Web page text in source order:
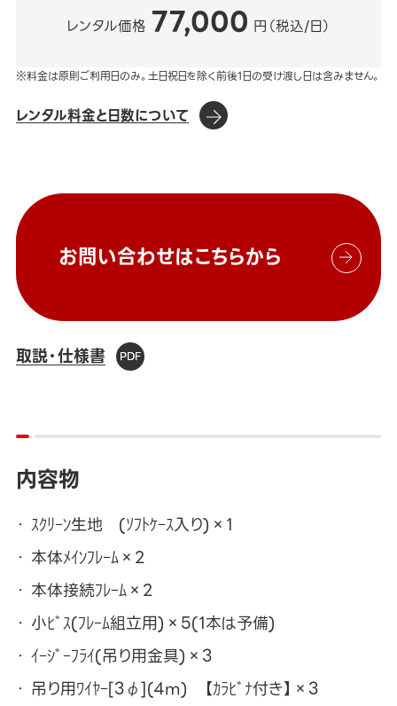
レンタル価格 77,000 円（税込/日）
※料金は原則ご利用日のみ。土日祝日を除く前後1日の受け渡し日は含みません。
レンタル料金と日数について
お問い合わせはこちらから
取説・仕様書
内容物
ｽｸﾘｰﾝ生地 (ｿﾌﾄｹｰｽ入り)×1
本体ﾒｲﾝﾌﾚｰﾑ×2
本体接続ﾌﾚｰﾑ×2
小ﾋﾞｽ(ﾌﾚｰﾑ組立用)×5(1本は予備)
ｲｰｼﾞｰﾌﾗｲ(吊り用金具)×3
吊り用ﾜｲﾔｰ[3φ](4m) 【ｶﾗﾋﾞﾅ付き】×3